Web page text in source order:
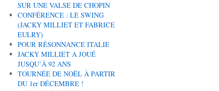
SUR UNE VALSE DE CHOPIN
CONFÉRENCE : LE SWING
(JACKY MILLIET ET FABRICE
EULRY)
POUR RÉSONNANCE ITALIE
JACKY MILLIET A JOUÉ
JUSQU’À 92 ANS
TOURNÉE DE NOËL À PARTIR
DU 1er DÉCEMBRE !